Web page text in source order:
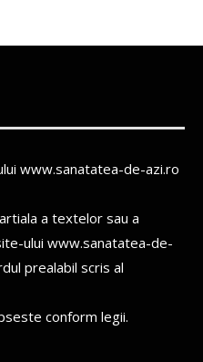
www.sanatatea-de-azi.ro
a textelor sau a
ului www.sanatatea-de-
prealabil scris al
conform legii.